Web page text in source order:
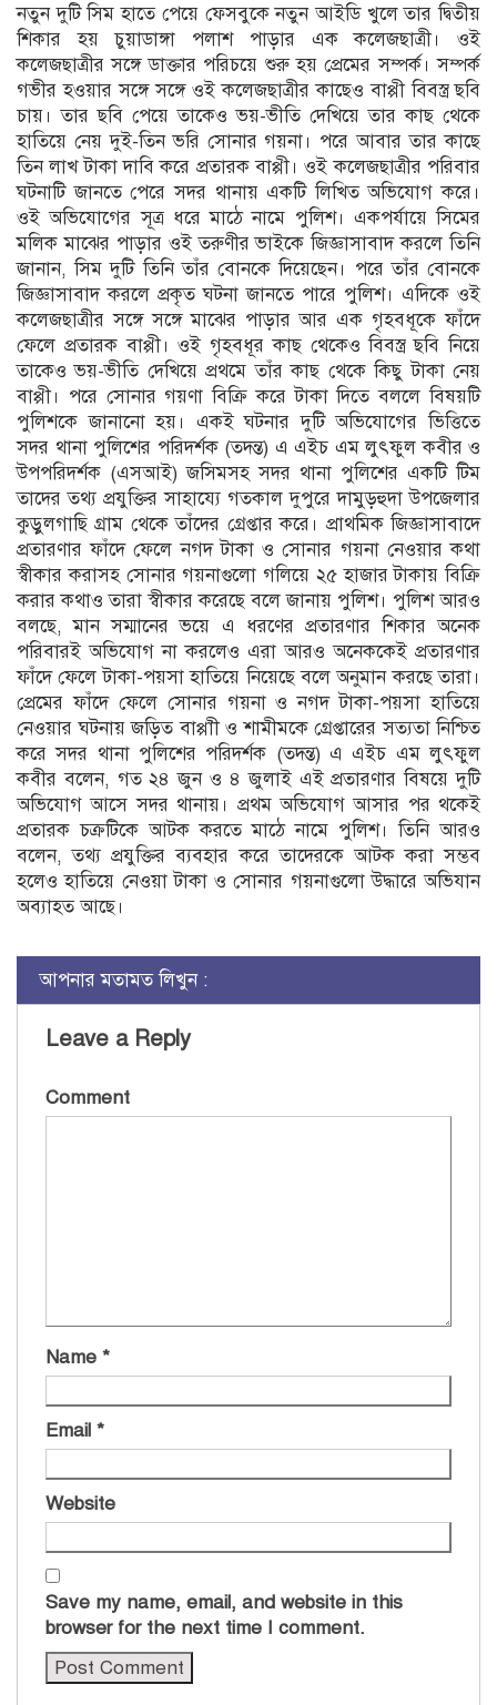
নতুন দুটি সিম হাতে পেয়ে ফেসবুকে নতুন আইডি খুলে তার দ্বিতীয়
শিকার হয় চুয়াডাঙ্গা পলাশ পাড়ার এক কলেজছাত্রী। ওই
কলেজছাত্রীর সঙ্গে ডাক্তার পরিচয়ে শুরু হয় প্রেমের সম্পর্ক। সম্পর্ক
গভীর হওয়ার সঙ্গে সঙ্গে ওই কলেজছাত্রীর কাছেও বাপ্পী বিবস্ত্র ছবি
চায়। তার ছবি পেয়ে তাকেও ভয়-ভীতি দেখিয়ে তার কাছ থেকে
হাতিয়ে নেয় দুই-তিন ভরি সোনার গয়না। পরে আবার তার কাছে
তিন লাখ টাকা দাবি করে প্রতারক বাপ্পী। ওই কলেজছাত্রীর পরিবার
ঘটনাটি জানতে পেরে সদর থানায় একটি লিখিত অভিযোগ করে।
ওই অভিযোগের সূত্র ধরে মাঠে নামে পুলিশ। একপর্যায়ে সিমের
মলিক মাঝের পাড়ার ওই তরুণীর ভাইকে জিজ্ঞাসাবাদ করলে তিনি
জানান, সিম দুটি তিনি তাঁর বোনকে দিয়েছেন। পরে তাঁর বোনকে
জিজ্ঞাসাবাদ করলে প্রকৃত ঘটনা জানতে পারে পুলিশ। এদিকে ওই
কলেজছাত্রীর সঙ্গে সঙ্গে মাঝের পাড়ার আর এক গৃহবধূকে ফাঁদে
ফেলে প্রতারক বাপ্পী। ওই গৃহবধূর কাছ থেকেও বিবস্ত্র ছবি নিয়ে
তাকেও ভয়-ভীতি দেখিয়ে প্রথমে তাঁর কাছ থেকে কিছু টাকা নেয়
বাপ্পী। পরে সোনার গয়ণা বিক্রি করে টাকা দিতে বললে বিষয়টি
পুলিশকে জানানো হয়। একই ঘটনার দুটি অভিযোগের ভিত্তিতে
সদর থানা পুলিশের পরিদর্শক (তদন্ত) এ এইচ এম লুৎফুল কবীর ও
উপপরিদর্শক (এসআই) জসিমসহ সদর থানা পুলিশের একটি টিম
তাদের তথ্য প্রযুক্তির সাহায্যে গতকাল দুপুরে দামুড়হুদা উপজেলার
কুড়ুলগাছি গ্রাম থেকে তাঁদের গ্রেপ্তার করে। প্রাথমিক জিজ্ঞাসাবাদে
প্রতারণার ফাঁদে ফেলে নগদ টাকা ও সোনার গয়না নেওয়ার কথা
স্বীকার করাসহ সোনার গয়নাগুলো গলিয়ে ২৫ হাজার টাকায় বিক্রি
করার কথাও তারা স্বীকার করেছে বলে জানায় পুলিশ। পুলিশ আরও
বলছে, মান সম্মানের ভয়ে এ ধরণের প্রতারণার শিকার অনেক
পরিবারই অভিযোগ না করলেও এরা আরও অনেককেই প্রতারণার
ফাঁদে ফেলে টাকা-পয়সা হাতিয়ে নিয়েছে বলে অনুমান করছে তারা।
প্রেমের ফাঁদে ফেলে সোনার গয়না ও নগদ টাকা-পয়সা হাতিয়ে
নেওয়ার ঘটনায় জড়িত বাপ্পাী ও শামীমকে গ্রেপ্তারের সত্যতা নিশ্চিত
করে সদর থানা পুলিশের পরিদর্শক (তদন্ত) এ এইচ এম লুৎফুল
কবীর বলেন, গত ২৪ জুন ও ৪ জুলাই এই প্রতারণার বিষয়ে দুটি
অভিযোগ আসে সদর থানায়। প্রথম অভিযোগ আসার পর থকেই
প্রতারক চক্রটিকে আটক করতে মাঠে নামে পুলিশ। তিনি আরও
বলেন, তথ্য প্রযুক্তির ব্যবহার করে তাদেরকে আটক করা সম্ভব
হলেও হাতিয়ে নেওয়া টাকা ও সোনার গয়নাগুলো উদ্ধারে অভিযান
অব্যাহত আছে।
আপনার মতামত লিখুন :
Leave a Reply
Comment
Name *
Email *
Website
Save my name, email, and website in this
browser for the next time I comment.